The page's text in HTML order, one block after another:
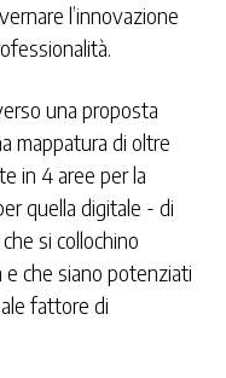
l’innovazione
una proposta
mappatura di oltre
in 4 aree per la
quella digitale - di
si collochino
e che siano potenziati
fattore di